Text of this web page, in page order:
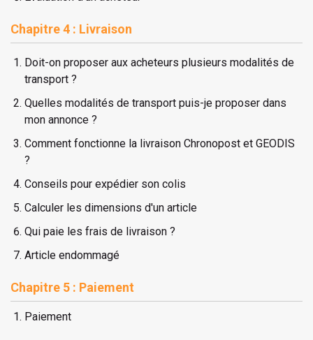
Chapitre 4 : Livraison
Doit-on proposer aux acheteurs plusieurs modalités de
transport ?
Quelles modalités de transport puis-je proposer dans
mon annonce ?
Comment fonctionne la livraison Chronopost et GEODIS
?
Conseils pour expédier son colis
Calculer les dimensions d'un article
Qui paie les frais de livraison ?
Article endommagé
Chapitre 5 : Paiement
Paiement